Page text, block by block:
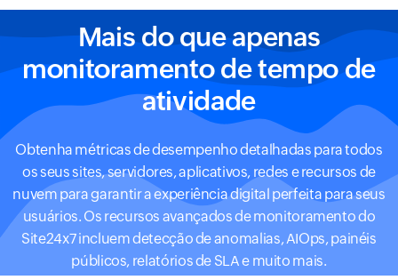
Mais do que apenas
monitoramento de tempo de
atividade
Obtenha métricas de desempenho detalhadas para todos
os seus sites, servidores, aplicativos, redes e recursos de
nuvem para garantir a experiência digital perfeita para seus
usuários. Os recursos avançados de monitoramento do
Site24x7 incluem detecção de anomalias, AIOps, painéis
públicos, relatórios de SLA e muito mais.